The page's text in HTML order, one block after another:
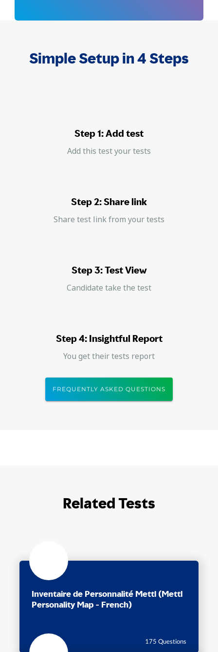
Simple Setup in 4 Steps
Step 1: Add test
Add this test your tests
Step 2: Share link
Share test link from your tests
Step 3: Test View
Candidate take the test
Step 4: Insightful Report
You get their tests report
FREQUENTLY ASKED QUESTIONS
Related Tests
Inventaire de Personnalité Mettl (Mettl
Personality Map - French)
45 Min 175 Questions